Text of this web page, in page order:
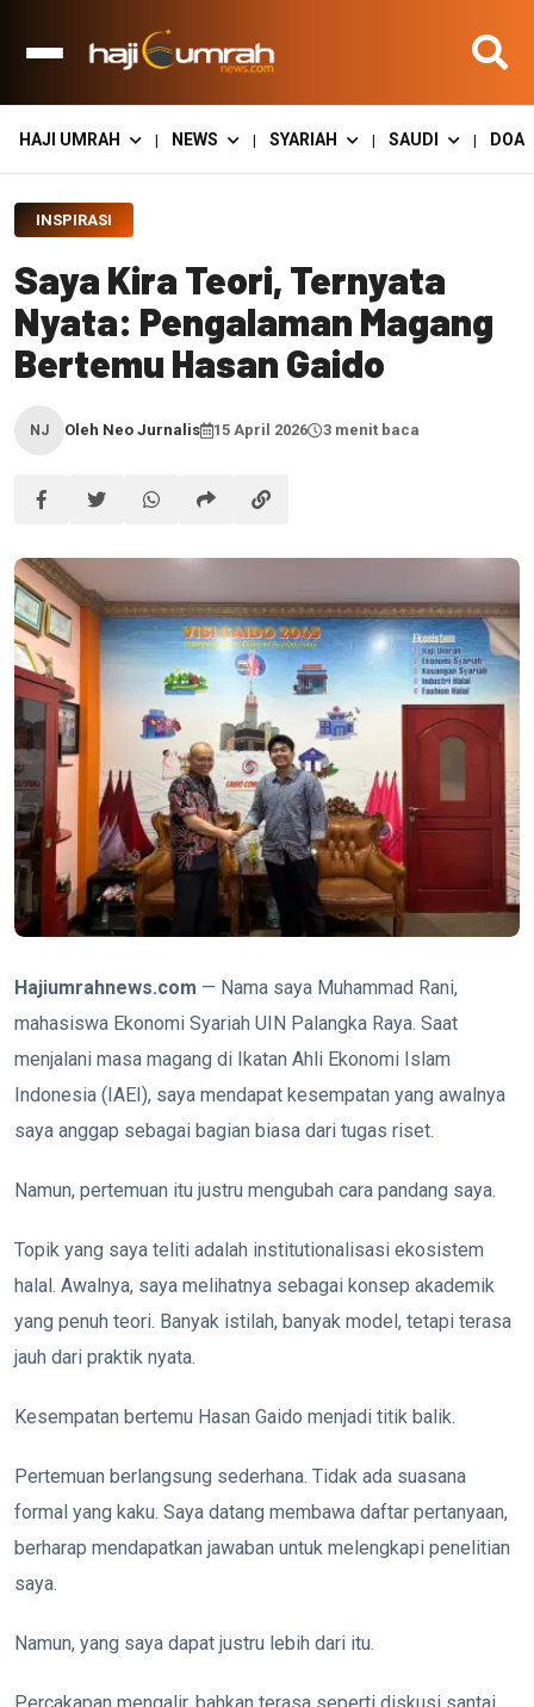
HAJI UMRAH | NEWS | SYARIAH | SAUDI | DOA
INSPIRASI
Saya Kira Teori, Ternyata
Nyata: Pengalaman Magang
Bertemu Hasan Gaido
NJ Oleh Neo Jurnalis 15 April 2026 3 menit baca
Hajiumrahnews.com — Nama saya Muhammad Rani,
mahasiswa Ekonomi Syariah UIN Palangka Raya. Saat
menjalani masa magang di Ikatan Ahli Ekonomi Islam
Indonesia (IAEI), saya mendapat kesempatan yang awalnya
saya anggap sebagai bagian biasa dari tugas riset.
Namun, pertemuan itu justru mengubah cara pandang saya.
Topik yang saya teliti adalah institutionalisasi ekosistem
halal. Awalnya, saya melihatnya sebagai konsep akademik
yang penuh teori. Banyak istilah, banyak model, tetapi terasa
jauh dari praktik nyata.
Kesempatan bertemu Hasan Gaido menjadi titik balik.
Pertemuan berlangsung sederhana. Tidak ada suasana
formal yang kaku. Saya datang membawa daftar pertanyaan,
berharap mendapatkan jawaban untuk melengkapi penelitian
saya.
Namun, yang saya dapat justru lebih dari itu.